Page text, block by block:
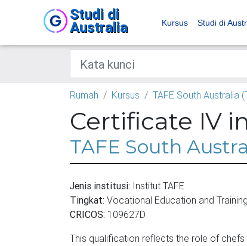
Studi di
Australia Kursus Studi di
Rumah Kursus TAFE South Australia
Certificate IV
TAFE South
Jenis institusi: Institut TAFE
Tingkat: Vocational Education and
CRICOS: 109627D
This qualification reflects the role of